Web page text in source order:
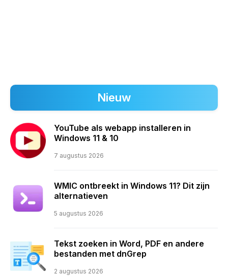
Nieuw
YouTube als webapp installeren in
Windows 11 & 10
7 augustus 2026
WMIC ontbreekt in Windows 11? Dit zijn
alternatieven
5 augustus 2026
Tekst zoeken in Word, PDF en andere
bestanden met dnGrep
2 augustus 2026